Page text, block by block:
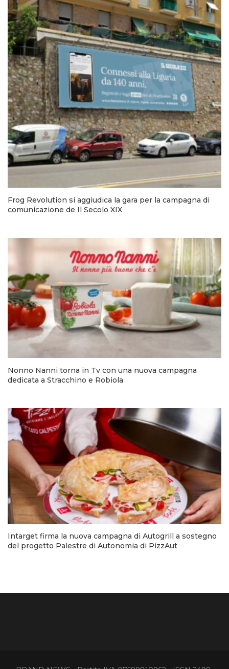
Frog Revolution si aggiudica la gara per la campagna di
comunicazione de Il Secolo XIX
Nonno Nanni torna in Tv con una nuova campagna
dedicata a Stracchino e Robiola
Intarget firma la nuova campagna di Autogrill a sostegno
del progetto Palestre di Autonomia di PizzAut